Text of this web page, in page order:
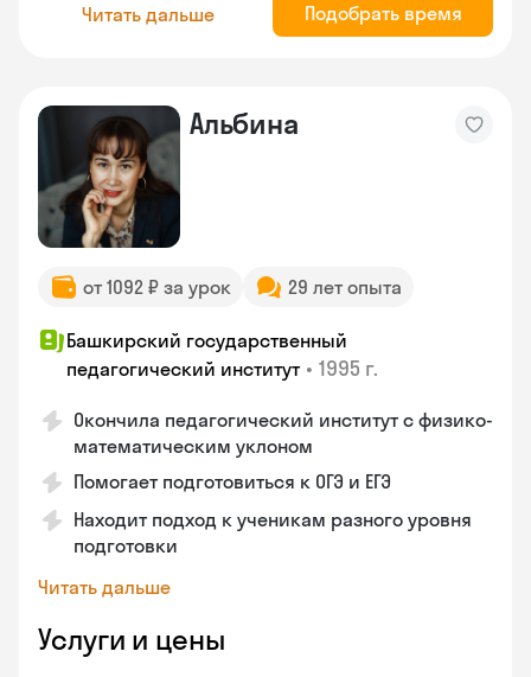
Читать дальше Подобрать время
Альбина
от 1092 ₽ за урок 29 лет опыта
Башкирский государственный
педагогический институт • 1995 г.
Окончила педагогический институт с физико-
математическим уклоном
Помогает подготовиться к ОГЭ и ЕГЭ
Находит подход к ученикам разного уровня
подготовки
Читать дальше
Услуги и цены